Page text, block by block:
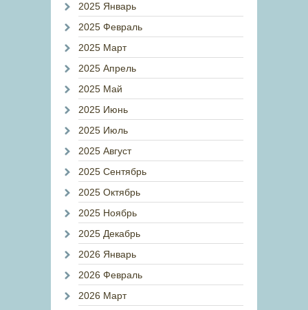
2025 Январь
2025 Февраль
2025 Март
2025 Апрель
2025 Май
2025 Июнь
2025 Июль
2025 Август
2025 Сентябрь
2025 Октябрь
2025 Ноябрь
2025 Декабрь
2026 Январь
2026 Февраль
2026 Март